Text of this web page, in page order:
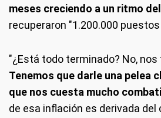
meses creciendo a un ritmo
recuperaron "1.200.000
"¿Está todo terminado? No,
Tenemos que darle una pelea
que nos cuesta mucho
de esa inflación es derivada